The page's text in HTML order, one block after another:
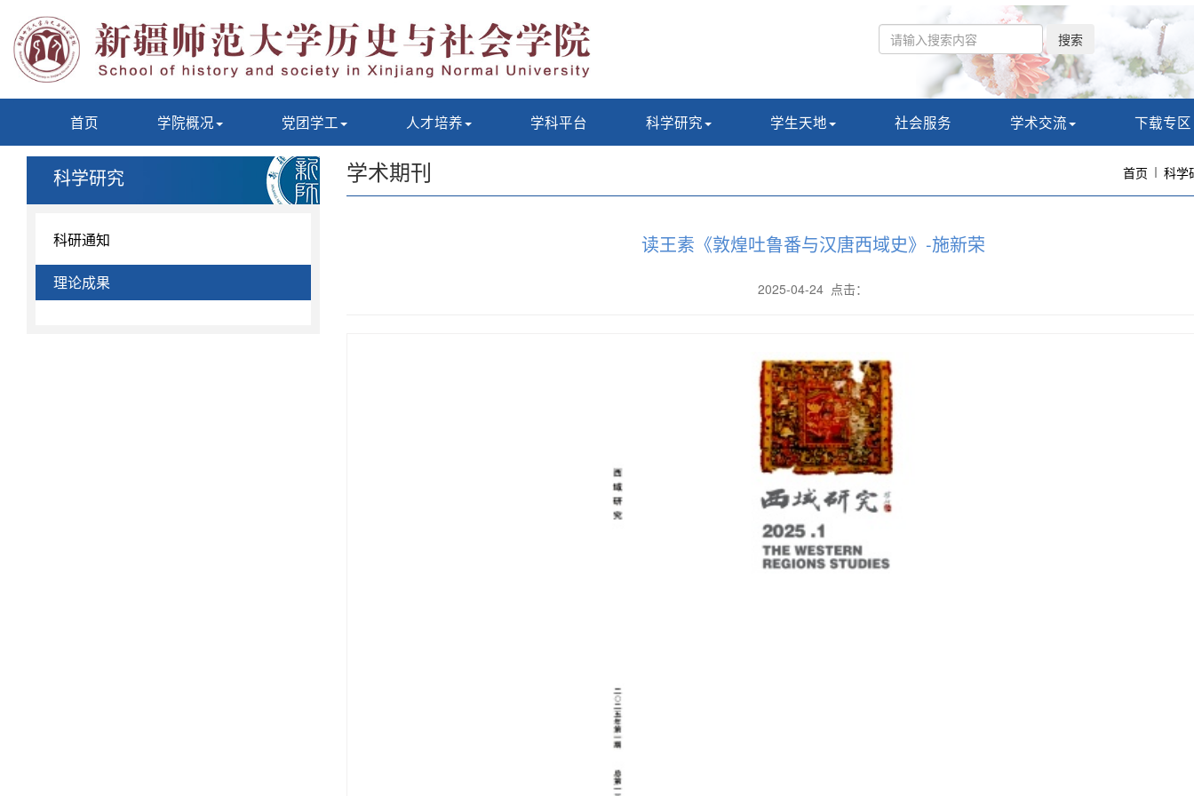
搜索
首页 学院概况 党团学工 人才培养 学科平台 科学研究 学生天地 社会服务 学术交流 下载专区
科学研究
科研通知
理论成果
学术期刊 首页 科学
读王素《敦煌吐鲁番与汉唐西域史》-施新荣
2025-04-24 点击：